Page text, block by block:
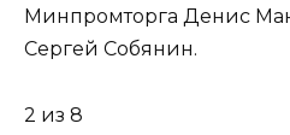
Минпромторга Денис
Сергей Собянин.
2 из 8